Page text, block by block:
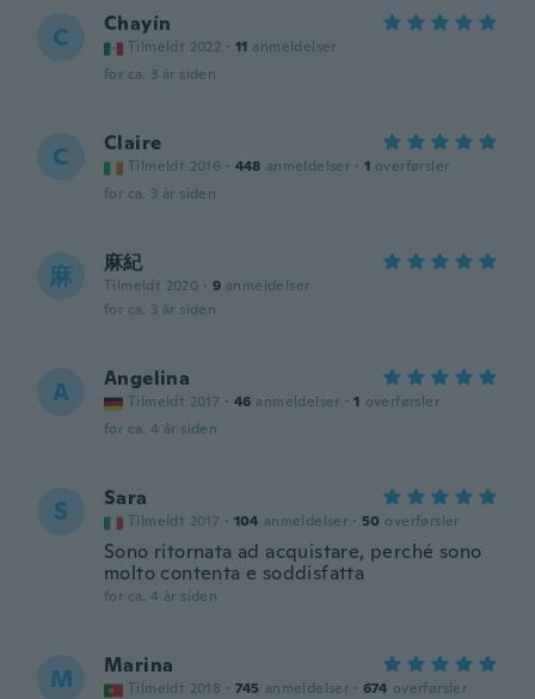
C Chayín
Tilmeldt 2022 · 11 anmeldelser
for ca. 3 år siden
C Claire
Tilmeldt 2016 · 448 anmeldelser · 1 overførsler
for ca. 3 år siden
麻 麻紀
Tilmeldt 2020 · 9 anmeldelser
for ca. 3 år siden
A Angelina
Tilmeldt 2017 · 46 anmeldelser · 1 overførsler
for ca. 4 år siden
S Sara
Tilmeldt 2017 · 104 anmeldelser · 50 overførsler
Sono ritornata ad acquistare, perché sono
molto contenta e soddisfatta
for ca. 4 år siden
M Marina
Tilmeldt 2018 · 745 anmeldelser · 674 overførsler